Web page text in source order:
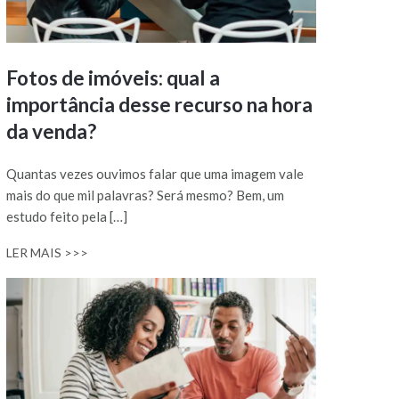
Fotos de imóveis: qual a
importância desse recurso na hora
da venda?
Quantas vezes ouvimos falar que uma imagem vale
mais do que mil palavras? Será mesmo? Bem, um
estudo feito pela […]
LER MAIS >>>